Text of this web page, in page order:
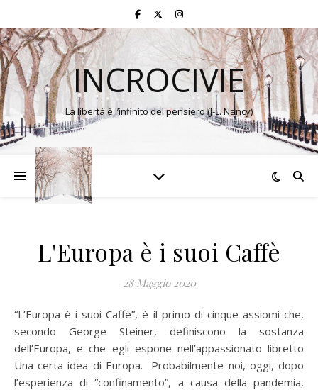
INCROCIVIE
La libertà è l’infinito del pensiero (J-L. Nancy)
L'Europa è i suoi Caffè
28 Maggio 2020
“L’Europa è i suoi Caffè”, è il primo di cinque assiomi che,
secondo George Steiner, definiscono la sostanza
dell’Europa, e che egli espone nell’appassionato libretto
Una certa idea di Europa. Probabilmente noi, oggi, dopo
l’esperienza di “confinamento”, a causa della pandemia,